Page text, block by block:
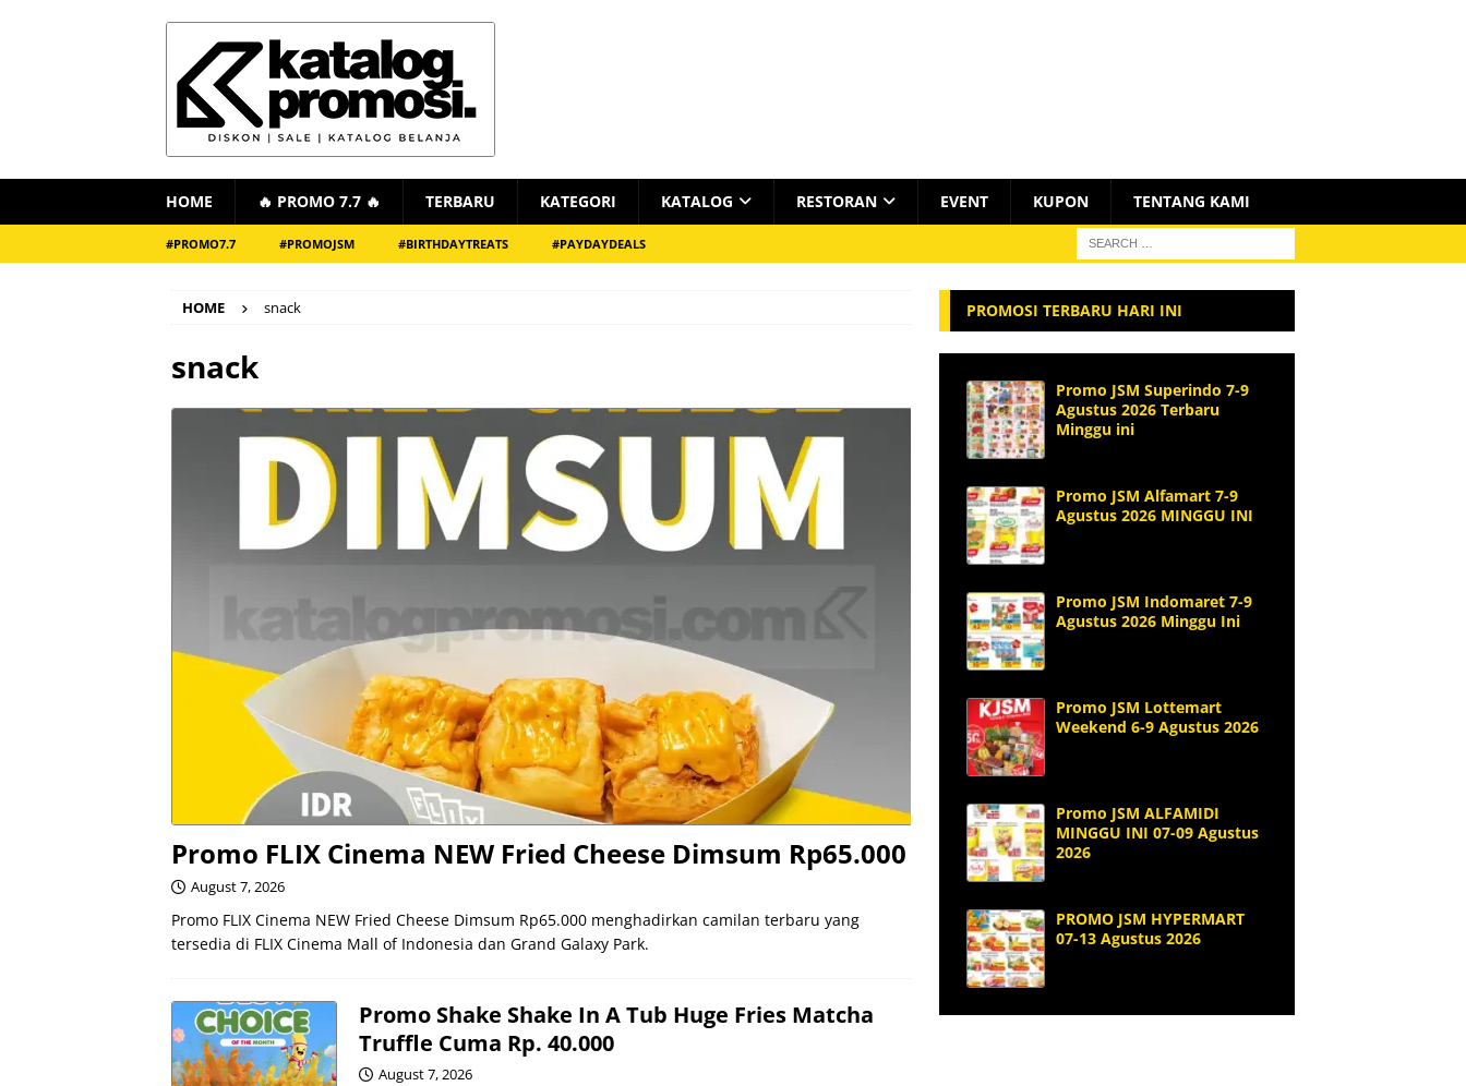
HOME 🔥 PROMO 7.7 🔥 TERBARU KATEGORI KATALOG RESTORAN EVENT KUPON TENTANG KAMI
#PROMO7.7 #PROMOJSM #BIRTHDAYTREATS #PAYDAYDEALS
HOME snack
snack
Promo FLIX Cinema NEW Fried Cheese Dimsum Rp65.000
August 7, 2026
Promo FLIX Cinema NEW Fried Cheese Dimsum Rp65.000 menghadirkan camilan terbaru yang
tersedia di FLIX Cinema Mall of Indonesia dan Grand Galaxy Park.
Promo Shake Shake In A Tub Huge Fries Matcha
Truffle Cuma Rp. 40.000
August 7, 2026
PROMOSI TERBARU HARI INI
Promo JSM Superindo 7-9
Agustus 2026 Terbaru
Minggu ini
Promo JSM Alfamart 7-9
Agustus 2026 MINGGU INI
Promo JSM Indomaret 7-9
Agustus 2026 Minggu Ini
Promo JSM Lottemart
Weekend 6-9 Agustus 2026
Promo JSM ALFAMIDI
MINGGU INI 07-09 Agustus
2026
PROMO JSM HYPERMART
07-13 Agustus 2026